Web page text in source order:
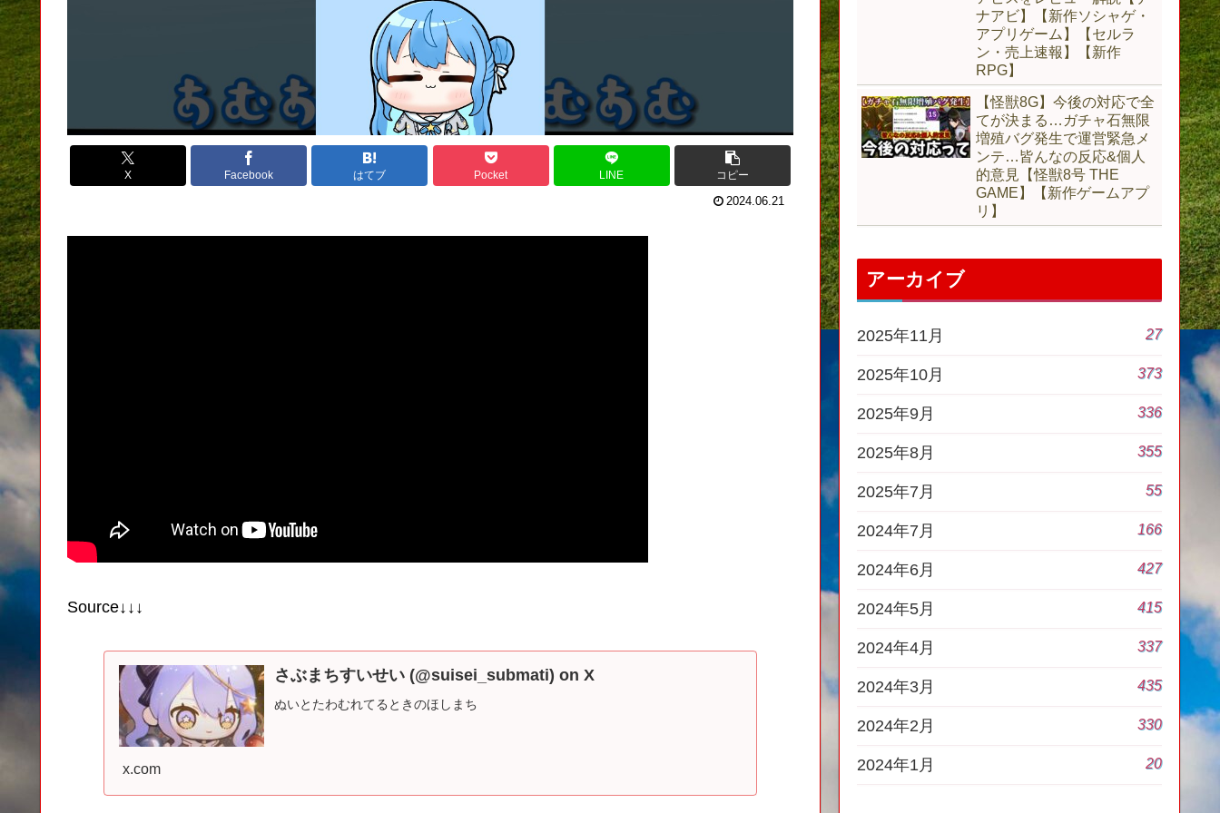
X Facebook はてブ Pocket LINE コピー
2024.06.21
Source↓↓↓
さぶまちすいせい (@suisei_submati) on X
ぬいとたわむれてるときのほしまち
x.com
ナアビ】【新作ソシャゲ・
アプリゲーム】【セルラ
ン・売上速報】【新作
RPG】
【怪獣8G】今後の対応で全
てが決まる…ガチャ石無限
増殖バグ発生で運営緊急メ
ンテ…皆んなの反応&個人
的意見【怪獣8号 THE
GAME】【新作ゲームアプ
リ】
アーカイブ
2025年11月 27
2025年10月 373
2025年9月 336
2025年8月 355
2025年7月 55
2024年7月 166
2024年6月 427
2024年5月 415
2024年4月 337
2024年3月 435
2024年2月 330
2024年1月 20